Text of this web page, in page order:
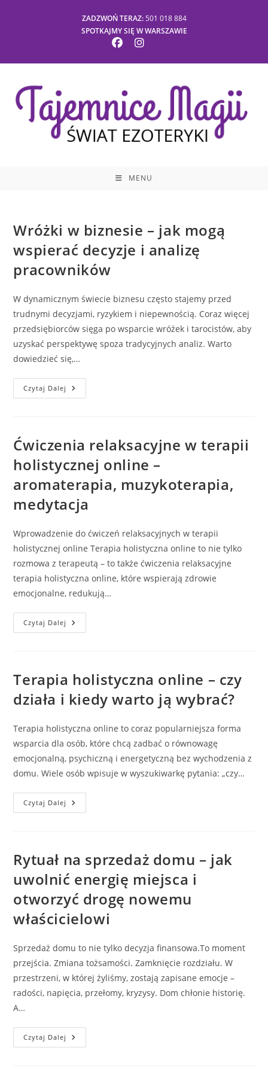
ZADZWOŃ TERAZ:501 018 884
SPOTKAJMY SIĘ W WARSZAWIE
MENU
Wróżki w biznesie – jak mogą
wspierać decyzje i analizę
pracowników
W dynamicznym świecie biznesu często stajemy przed
trudnymi decyzjami, ryzykiem i niepewnością. Coraz więcej
przedsiębiorców sięga po wsparcie wróżek i tarocistów, aby
uzyskać perspektywę spoza tradycyjnych analiz. Warto
dowiedzieć się,…
Czytaj Dalej Wróżki
W
Wspierać
Decyzje
Analizę
Pracowników
Ćwiczenia relaksacyjne w terapii
holistycznej online –
aromaterapia, muzykoterapia,
medytacja
Wprowadzenie do ćwiczeń relaksacyjnych w terapii
holistycznej online Terapia holistyczna online to nie tylko
rozmowa z terapeutą – to także ćwiczenia relaksacyjne
terapia holistyczna online, które wspierają zdrowie
emocjonalne, redukują…
Czytaj Dalej Ćwiczenia
Relaksacyjne
Aromaterapia,
Muzykoterapia,
Medytacja
Terapia holistyczna online – czy
działa i kiedy warto ją wybrać?
Terapia holistyczna online to coraz popularniejsza forma
wsparcia dla osób, które chcą zadbać o równowagę
emocjonalną, psychiczną i energetyczną bez wychodzenia z
domu. Wiele osób wpisuje w wyszukiwarkę pytania: „czy…
Czytaj Dalej Terapia
Holistyczna
Kiedy
Ją
Wybrać?
Rytuał na sprzedaż domu – jak
uwolnić energię miejsca i
otworzyć drogę nowemu
właścicielowi
Sprzedaż domu to nie tylko decyzja finansowa.To moment
przejścia. Zmiana tożsamości. Zamknięcie rozdziału. W
przestrzeni, w której żyliśmy, zostają zapisane emocje –
radości, napięcia, przełomy, kryzysy. Dom chłonie historię.
A…
Czytaj Dalej Rytuał
Na